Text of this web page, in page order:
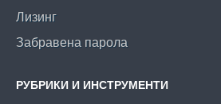
Лизинг
Забравена парола
РУБРИКИ И ИНСТРУМЕНТИ